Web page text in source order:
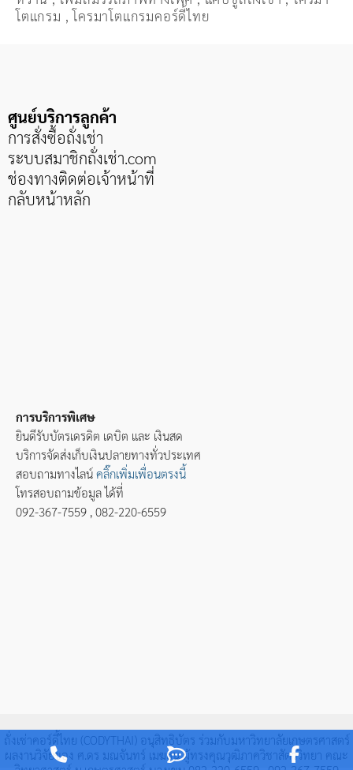
โตแกรม ,โครมาโตแกรมคอร์ดี้ไทย
ศูนย์บริการลูกค้า
การสั่งซื้อถั่งเช่า
ระบบสมาชิกถั่งเช่า.com
ช่องทางติดต่อเจ้าหน้าที่
กลับหน้าหลัก
การบริการพิเศษ
ยินดีรับบัตรเดรดิต เดบิต และ เงินสด
บริการจัดส่งเก็บเงินปลายทางทั่วประเทศ
สอบถามทางไลน์ คลิ๊กเพิ่มเพื่อนตรงนี้
โทรสอบถามข้อมูล ได้ที่
092-367-7559 , 082-220-6559
ถั่งเช่าคอร์ดี้ไทย (CODYTHAI) อนุสิทธิบัตร ร่วมกับมหาวิทยาลัยเกษตรศาสตร์
ผลงานวิจัยของ ศ.ดร มณจันทร์ เมฆธน ผู้ทรงคุณวุฒิภาควิชาสัตววิทยา คณะ